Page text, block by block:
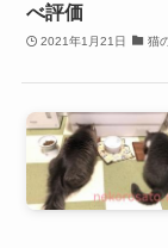
べ評価
2021年1月21日 猫